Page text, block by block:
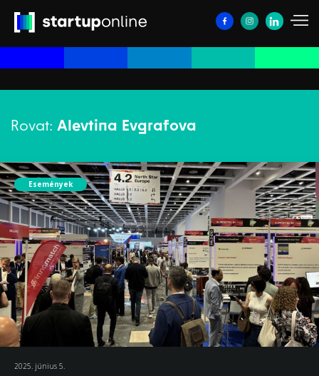
Rovat: Alevtina Evgrafova
Események
2025. június 5.